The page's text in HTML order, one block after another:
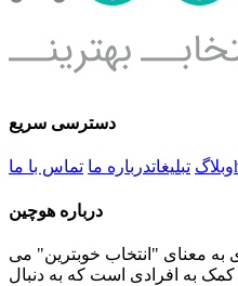
دسترسی سریع
وبلاگ تبلیغاتدرباره ما تماس با ما
درباره هوچین
به معنای "انتخاب خوبترین" می
به افرادی است که به دنبال